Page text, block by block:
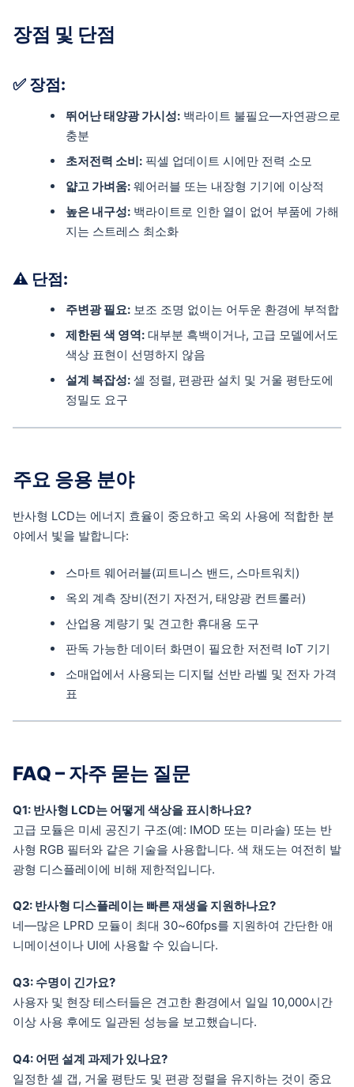
장점 및 단점
✅ 장점:
뛰어난 태양광 가시성: 백라이트 불필요—자연광으로
충분
초저전력 소비: 픽셀 업데이트 시에만 전력 소모
얇고 가벼움: 웨어러블 또는 내장형 기기에 이상적
높은 내구성: 백라이트로 인한 열이 없어 부품에 가해
지는 스트레스 최소화
⚠️ 단점:
주변광 필요: 보조 조명 없이는 어두운 환경에 부적합
제한된 색 영역: 대부분 흑백이거나, 고급 모델에서도
색상 표현이 선명하지 않음
설계 복잡성: 셀 정렬, 편광판 설치 및 거울 평탄도에
정밀도 요구
주요 응용 분야
반사형 LCD는 에너지 효율이 중요하고 옥외 사용에 적합한 분
야에서 빛을 발합니다:
스마트 웨어러블(피트니스 밴드, 스마트워치)
옥외 계측 장비(전기 자전거, 태양광 컨트롤러)
산업용 계량기 및 견고한 휴대용 도구
판독 가능한 데이터 화면이 필요한 저전력 IoT 기기
소매업에서 사용되는 디지털 선반 라벨 및 전자 가격
표
FAQ – 자주 묻는 질문
Q1: 반사형 LCD는 어떻게 색상을 표시하나요?
고급 모듈은 미세 공진기 구조(예: IMOD 또는 미라솔) 또는 반
사형 RGB 필터와 같은 기술을 사용합니다. 색 채도는 여전히 발
광형 디스플레이에 비해 제한적입니다.
Q2: 반사형 디스플레이는 빠른 재생을 지원하나요?
네—많은 LPRD 모듈이 최대 30~60fps를 지원하여 간단한 애
니메이션이나 UI에 사용할 수 있습니다.
Q3: 수명이 긴가요?
사용자 및 현장 테스터들은 견고한 환경에서 일일 10,000시간
이상 사용 후에도 일관된 성능을 보고했습니다.
Q4: 어떤 설계 과제가 있나요?
일정한 셀 갭, 거울 평탄도 및 편광 정렬을 유지하는 것이 중요